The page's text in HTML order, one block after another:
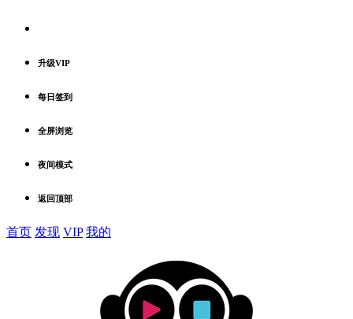
升级VIP
每日签到
全屏浏览
夜间模式
返回顶部
首页 发现 VIP 我的